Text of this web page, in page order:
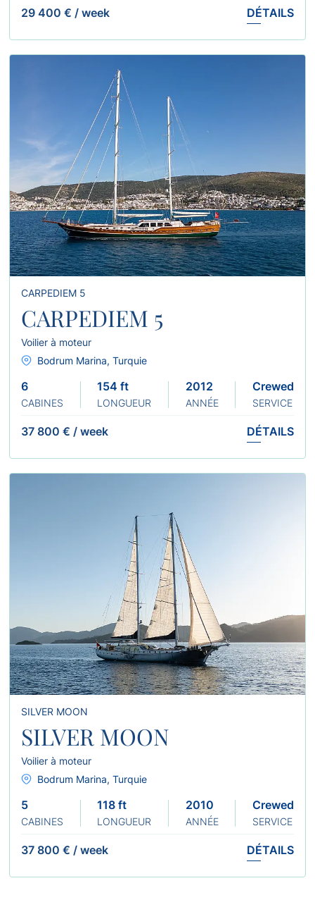
29 400 € / week DÉTAILS
CARPEDIEM 5
CARPEDIEM 5
Voilier à moteur
Bodrum Marina, Turquie
6
CABINES
154 ft
LONGUEUR
2012 2022
ANNÉE
Crewed
SERVICE
37 800 € / week DÉTAILS
SILVER MOON
SILVER MOON
Voilier à moteur
Bodrum Marina, Turquie
5
CABINES
118 ft
LONGUEUR
2010 2025
ANNÉE
Crewed
SERVICE
37 800 € / week DÉTAILS